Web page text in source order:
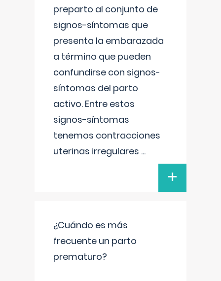
preparto al conjunto de
signos-síntomas que
presenta la embarazada
a término que pueden
confundirse con signos-
síntomas del parto
activo. Entre estos
signos-síntomas
tenemos contracciones
uterinas irregulares ...
+
¿Cuándo es más
frecuente un parto
prematuro?